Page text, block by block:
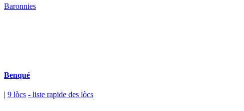
Baronnies
Benqué
| 9 lòcs - liste rapide des lòcs